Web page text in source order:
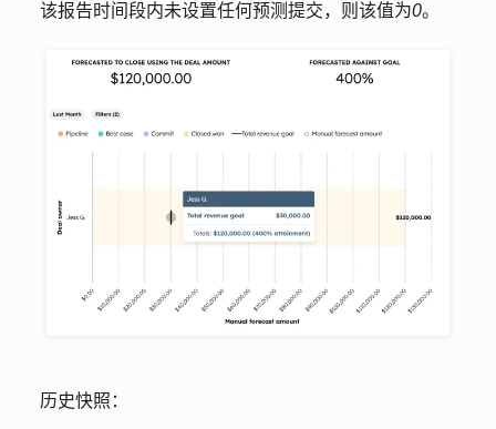
该报告时间段内未设置任何预测提交，则该值为0。
历史快照：